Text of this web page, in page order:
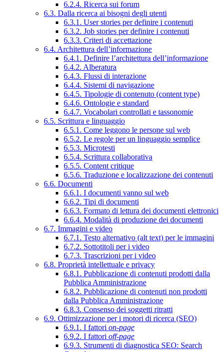
6.2.4. Ricerca sui forum
6.3. Dalla ricerca ai bisogni degli utenti
6.3.1. User stories per definire i contenuti
6.3.2. Job stories per definire i contenuti
6.3.3. Criteri di accettazione
6.4. Architettura dell’informazione
6.4.1. Definire l’architettura dell’informazione
6.4.2. Alberatura
6.4.3. Flussi di interazione
6.4.4. Sistemi di navigazione
6.4.5. Tipologie di contenuto (content type)
6.4.6. Ontologie e standard
6.4.7. Vocabolari controllati e tassonomie
6.5. Scrittura e linguaggio
6.5.1. Come leggono le persone sul web
6.5.2. Le regole per un linguaggio semplice
6.5.3. Microtesti
6.5.4. Scrittura collaborativa
6.5.5. Content critique
6.5.6. Traduzione e localizzazione dei contenuti
6.6. Documenti
6.6.1. I documenti vanno sul web
6.6.2. Tipi di documenti
6.6.3. Formato di lettura dei documenti elettronici
6.6.4. Modalità di produzione dei documenti
6.7. Immagini e video
6.7.1. Testo alternativo (alt text) per le immagini
6.7.2. Sottotitoli per i video
6.7.3. Trascrizioni per i video
6.8. Proprietà intellettuale e privacy
6.8.1. Pubblicazione di contenuti prodotti dalla
Pubblica Amministrazione
6.8.2. Pubblicazione di contenuti non prodotti
dalla Pubblica Amministrazione
6.8.3. Consenso dei soggetti ritratti
6.9. Ottimizzazione per i motori di ricerca (SEO)
6.9.1. I fattori on-page
6.9.2. I fattori off-page
6.9.3. Strumenti di diagnostica SEO: Search